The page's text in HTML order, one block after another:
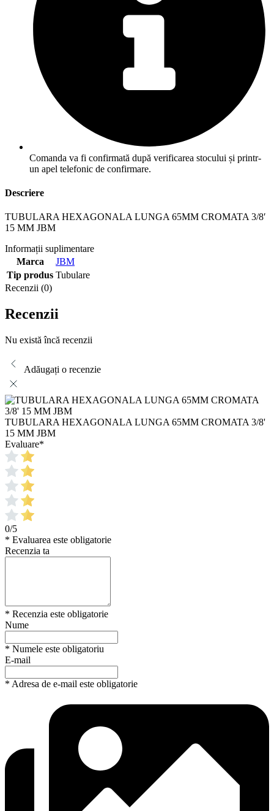
Comanda va fi confirmată după verificarea stocului și printr-
un apel telefonic de confirmare.
Descriere
TUBULARA HEXAGONALA LUNGA 65MM CROMATA 3/8′
15 MM JBM
Informații suplimentare
Marca
JBM
Tip produs Tubulare
Recenzii (0)
Recenzii
Nu există încă recenzii
Adăugați o recenzie
TUBULARA HEXAGONALA LUNGA 65MM CROMATA 3/8'
15 MM JBM
Evaluare*
0/5
* Evaluarea este obligatorie
Recenzia ta
* Recenzia este obligatorie
Nume
* Numele este obligatoriu
E-mail
* Adresa de e-mail este obligatorie